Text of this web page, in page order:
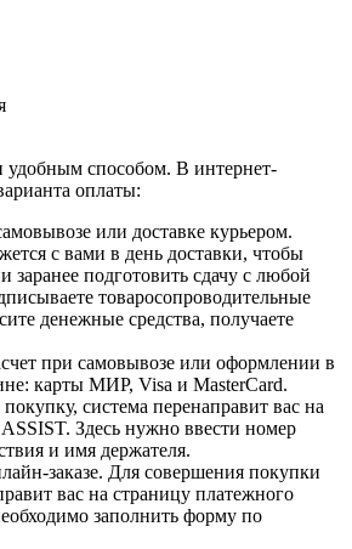
удобным способом. В интернет-
оплаты:
или доставке курьером.
с вами в день доставки, чтобы
заранее подготовить сдачу с любой
товаросопроводительные
денежные средства, получаете
при самовывозе или оформлении в
карты МИР, Visa и MasterCard.
система перенаправит вас на
Здесь нужно ввести номер
и имя держателя.
заказе. Для совершения покупки
вас на страницу платежного
заполнить форму по